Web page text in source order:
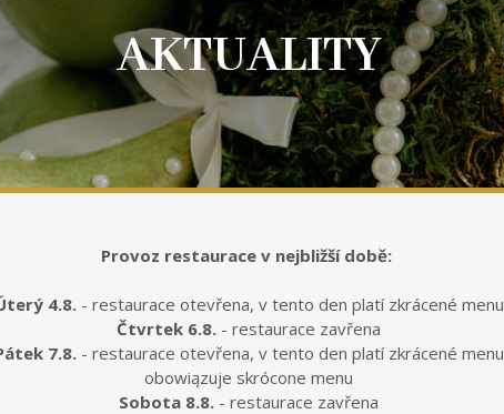
AKTUALITY
Provoz restaurace v nejbližší době:
4.8.- restaurace otevřena, v tento den platí zkrácené menu
Čtvrtek 6.8. - restaurace zavřena
7.8.- restaurace otevřena, v tento den platí zkrácené menu
obowiązuje skrócone menu
Sobota 8.8. - restaurace zavřena